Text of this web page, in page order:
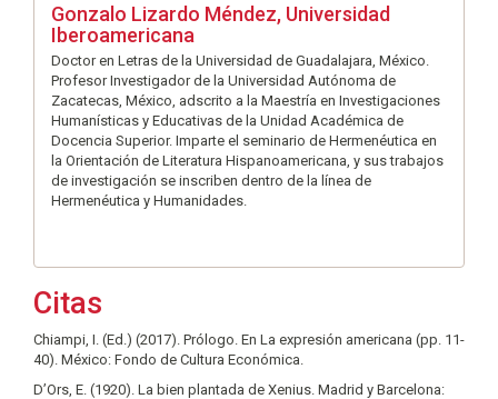
Gonzalo Lizardo Méndez, Universidad
Iberoamericana
Doctor en Letras de la Universidad de Guadalajara, México.
Profesor Investigador de la Universidad Autónoma de
Zacatecas, México, adscrito a la Maestría en Investigaciones
Humanísticas y Educativas de la Unidad Académica de
Docencia Superior. Imparte el seminario de Hermenéutica en
la Orientación de Literatura Hispanoamericana, y sus trabajos
de investigación se inscriben dentro de la línea de
Hermenéutica y Humanidades.
Citas
Chiampi, I. (Ed.) (2017). Prólogo. En La expresión americana (pp. 11-
40). México: Fondo de Cultura Económica.
D’Ors, E. (1920). La bien plantada de Xenius. Madrid y Barcelona: